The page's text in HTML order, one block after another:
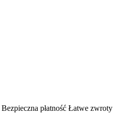
Bezpieczna płatność Łatwe zwroty